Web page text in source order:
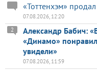
«Тоттенхэм»
07.08.2026, 12:20
Александр Бабич:
«Динамо»
увидели»
2
07.08.2026, 11:59